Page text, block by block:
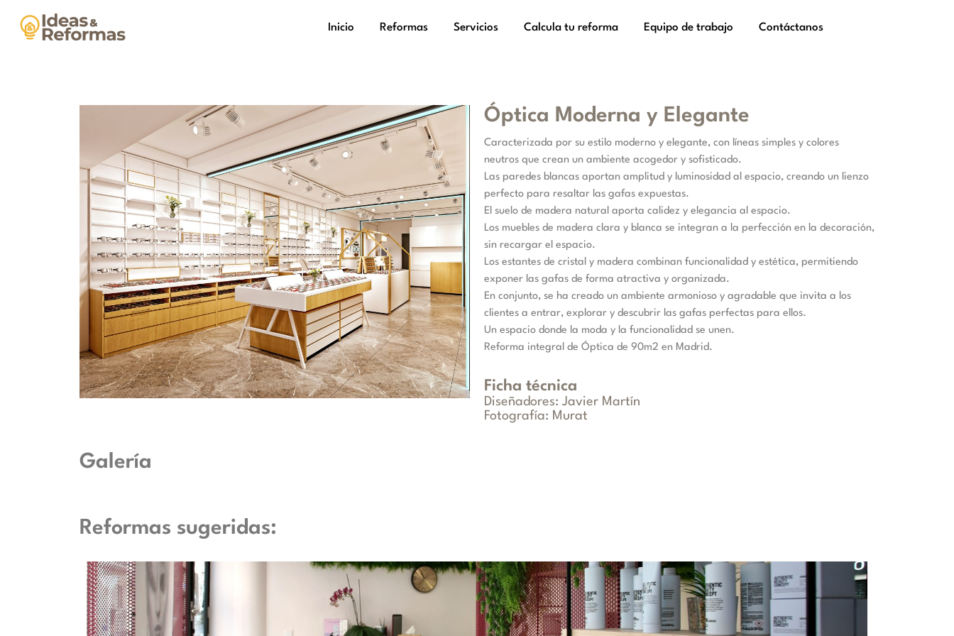
Inicio Reformas Servicios Calcula tu reforma Equipo de trabajo Contáctanos
Óptica Moderna y Elegante
Caracterizada por su estilo moderno y elegante, con líneas simples y colores
neutros que crean un ambiente acogedor y sofisticado.
Las paredes blancas aportan amplitud y luminosidad al espacio, creando un lienzo
perfecto para resaltar las gafas expuestas.
El suelo de madera natural aporta calidez y elegancia al espacio.
Los muebles de madera clara y blanca se integran a la perfección en la decoración,
sin recargar el espacio.
Los estantes de cristal y madera combinan funcionalidad y estética, permitiendo
exponer las gafas de forma atractiva y organizada.
En conjunto, se ha creado un ambiente armonioso y agradable que invita a los
clientes a entrar, explorar y descubrir las gafas perfectas para ellos.
Un espacio donde la moda y la funcionalidad se unen.
Reforma integral de Óptica de 90m2 en Madrid.
Ficha técnica
Diseñadores: Javier Martín
Fotografía: Murat
Galería
Reformas sugeridas: